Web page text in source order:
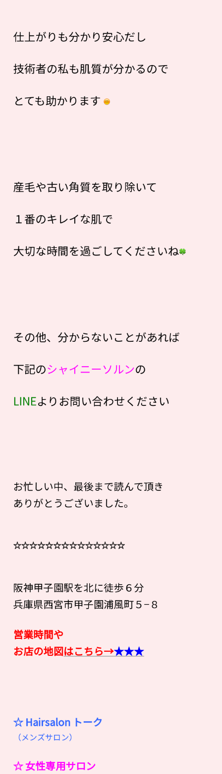
仕上がりも分かり安心だし
技術者の私も肌質が分かるので
とても助かります
産毛や古い角質を取り除いて
１番のキレイな肌で
大切な時間を過ごしてくださいね
その他、分からないことがあれば
下記のシャイニーソルンの
LINEよりお問い合わせください
お忙しい中、最後まで読んで頂き
ありがとうございました。
☆☆☆☆☆☆☆☆☆☆☆☆☆☆
阪神甲子園駅を北に徒歩６分
兵庫県西宮市甲子園浦風町５−８
営業時間や
お店の地図はこちら→★★★
☆ Hairsalon トーク
（メンズサロン）
☆ 女性専用サロン